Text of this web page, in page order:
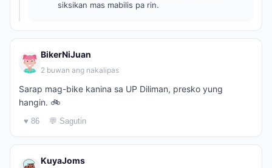
siksikan mas mabilis pa rin.
BikerNiJuan
2 buwan ang nakalipas
Sarap mag-bike kanina sa UP Diliman, presko yung
hangin. 🚲
♥ 86 💬 Sagutin
KuyaJoms